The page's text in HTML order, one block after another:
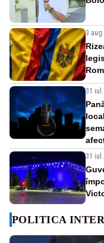
3
31
31
POLITICA